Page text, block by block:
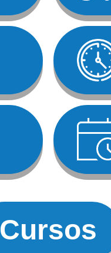
Cursos